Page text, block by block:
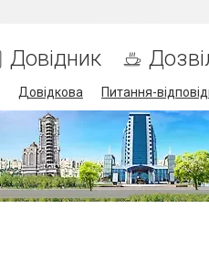
Довідник
Довідкова Питання-